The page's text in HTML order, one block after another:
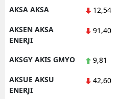
AKSA AKSA 12,54
AKSEN AKSA
ENERJI
91,40
AKSGY AKIS GMYO 9,81
AKSUE AKSU
ENERJI
42,60